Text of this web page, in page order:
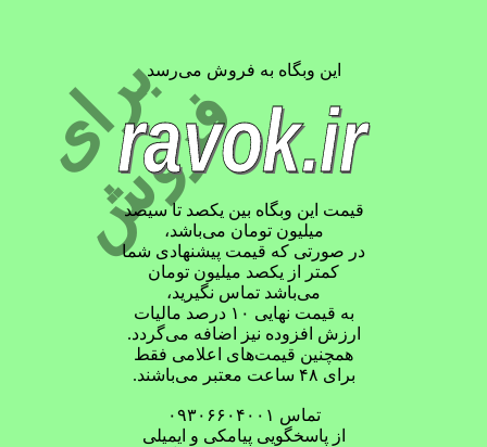
ب
ر
ا
ی
ف
ر
و
شاین وبگاه به فروش می‌رسد
ravok.ir
قیمت این وبگاه بین یکصد تا سیصد
میلیون تومان می‌باشد،
در صورتی که قیمت پیشنهادی شما
کمتر از یکصد میلیون تومان
می‌باشد تماس نگیرید،
به قیمت نهایی ۱۰ درصد مالیات
ارزش افزوده نیز اضافه می‌گردد.
همچنین قیمت‌های اعلامی فقط
برای ۴۸ ساعت معتبر می‌باشند.
تماس ۰۹۳۰۶۶۰۴۰۰۱
از پاسخگویی پیامکی و ایمیلی